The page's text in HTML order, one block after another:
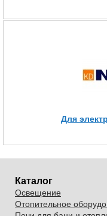
Для
Каталог
Освещение
Отопительное